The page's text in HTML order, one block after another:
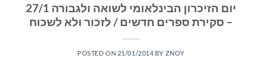
יום הזיכרון הבינלאומי לשואה ולגבורה 27/1
– סקירת ספרים חדשים / לזכור ולא לשכוח
POSTED ON 21/01/2014 BY ZNOY